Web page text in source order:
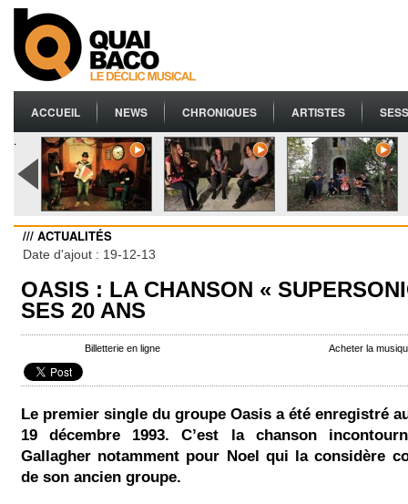
ACCUEIL NEWS CHRONIQUES ARTISTES
.
/// ACTUALITÉS
Date d'ajout : 19-12-13
OASIS : LA CHANSON «
SES 20 ANS
Billetterie en ligne Acheter la
Le premier single du groupe Oasis a été enregistré
19 décembre 1993. C’est la chanson
Gallagher notamment pour Noel qui la considère
de son ancien groupe.